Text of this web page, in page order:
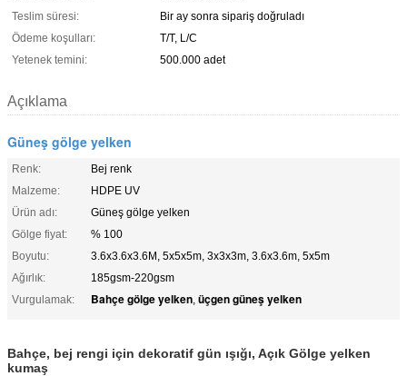
Teslim süresi:
Bir ay sonra sipariş doğruladı
Ödeme koşulları:
T/T, L/C
Yetenek temini:
500.000 adet
Açıklama
Güneş gölge yelken
Renk:
Bej renk
Malzeme:
HDPE UV
Ürün adı:
Güneş gölge yelken
Gölge fiyat:
% 100
Boyutu:
3.6x3.6x3.6M, 5x5x5m, 3x3x3m, 3.6x3.6m, 5x5m
Ağırlık:
185gsm-220gsm
Vurgulamak:
Bahçe gölge yelken, üçgen güneş yelken
Bahçe, bej rengi için dekoratif gün ışığı, Açık Gölge yelken
kumaş